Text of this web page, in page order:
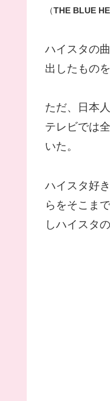
（THE BLUE
ハイスタの
出したもの
ただ、日本
テレビでは
いた。
ハイスタ好
らをそこま
しハイスタ